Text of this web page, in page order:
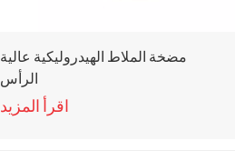
مضخة الملاط الهيدروليكية عالية
الرأس
اقرأ المزيد